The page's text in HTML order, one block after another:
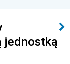
jednostką